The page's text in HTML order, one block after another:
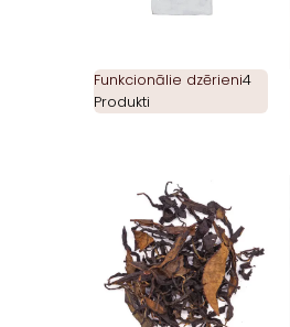
Funkcionālie dzērieni4
Produkti